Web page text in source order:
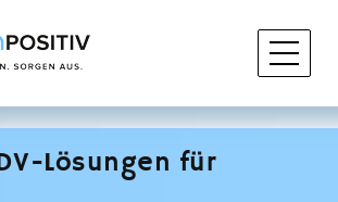
Lösungen für